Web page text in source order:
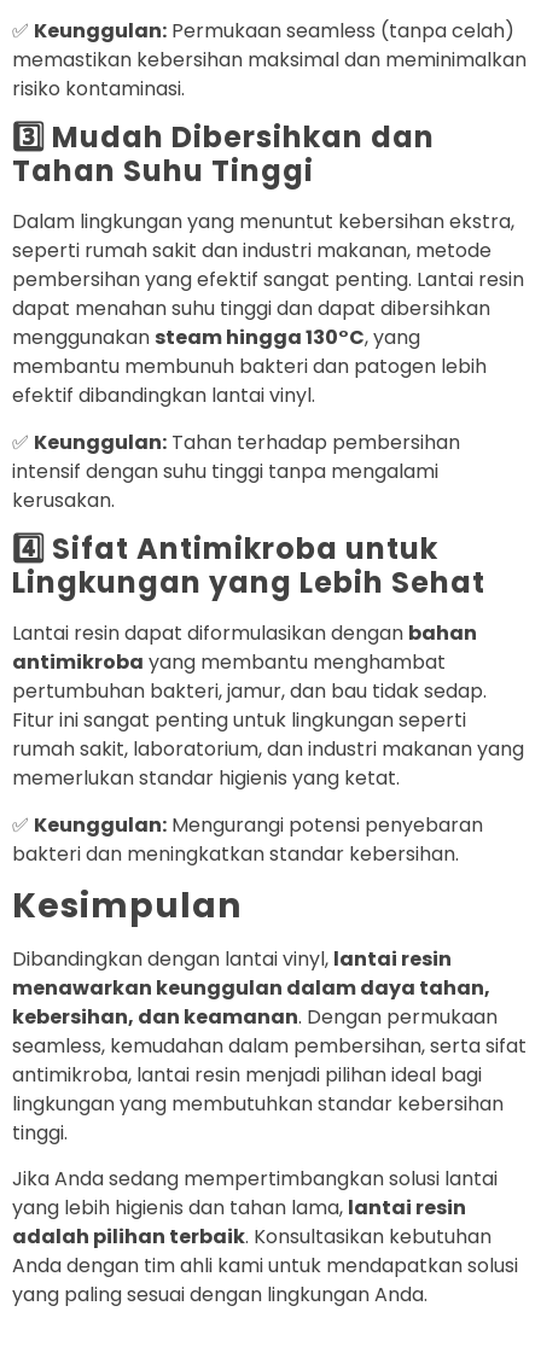
✅ Keunggulan: Permukaan seamless (tanpa celah)
memastikan kebersihan maksimal dan meminimalkan
risiko kontaminasi.
3️⃣ Mudah Dibersihkan dan
Tahan Suhu Tinggi
Dalam lingkungan yang menuntut kebersihan ekstra,
seperti rumah sakit dan industri makanan, metode
pembersihan yang efektif sangat penting. Lantai resin
dapat menahan suhu tinggi dan dapat dibersihkan
menggunakan steam hingga 130°C, yang
membantu membunuh bakteri dan patogen lebih
efektif dibandingkan lantai vinyl.
✅ Keunggulan: Tahan terhadap pembersihan
intensif dengan suhu tinggi tanpa mengalami
kerusakan.
4️⃣ Sifat Antimikroba untuk
Lingkungan yang Lebih Sehat
Lantai resin dapat diformulasikan dengan bahan
antimikroba yang membantu menghambat
pertumbuhan bakteri, jamur, dan bau tidak sedap.
Fitur ini sangat penting untuk lingkungan seperti
rumah sakit, laboratorium, dan industri makanan yang
memerlukan standar higienis yang ketat.
✅ Keunggulan: Mengurangi potensi penyebaran
bakteri dan meningkatkan standar kebersihan.
Kesimpulan
Dibandingkan dengan lantai vinyl, lantai resin
menawarkan keunggulan dalam daya tahan,
kebersihan, dan keamanan. Dengan permukaan
seamless, kemudahan dalam pembersihan, serta sifat
antimikroba, lantai resin menjadi pilihan ideal bagi
lingkungan yang membutuhkan standar kebersihan
tinggi.
Jika Anda sedang mempertimbangkan solusi lantai
yang lebih higienis dan tahan lama, lantai resin
adalah pilihan terbaik. Konsultasikan kebutuhan
Anda dengan tim ahli kami untuk mendapatkan solusi
yang paling sesuai dengan lingkungan Anda.